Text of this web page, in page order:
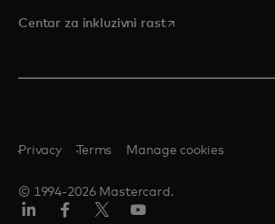
Centar za inkluzivni rastopens in a new tab
© 1994-2026 Mastercard.
Privacy Terms Manage cookies